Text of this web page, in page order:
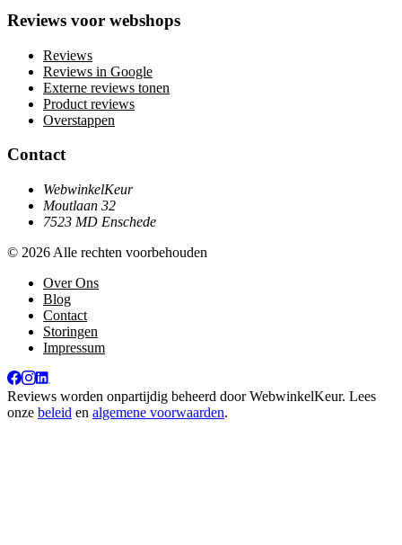
Reviews voor webshops
Reviews
Reviews in Google
Externe reviews tonen
Product reviews
Overstappen
Contact
WebwinkelKeur
Moutlaan 32
7523 MD Enschede
© 2026 Alle rechten voorbehouden
Over Ons
Blog
Contact
Storingen
Impressum
Reviews worden onpartijdig beheerd doorWebwinkelKeur. Lees
onze beleid en algemene voorwaarden.